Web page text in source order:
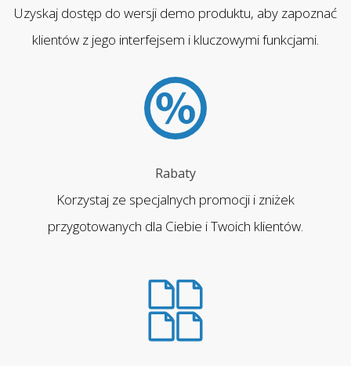
Uzyskaj dostęp do wersji demo produktu, aby zapoznać
klientów z jego interfejsem i kluczowymi funkcjami.
Rabaty
Korzystaj ze specjalnych promocji i zniżek
przygotowanych dla Ciebie i Twoich klientów.